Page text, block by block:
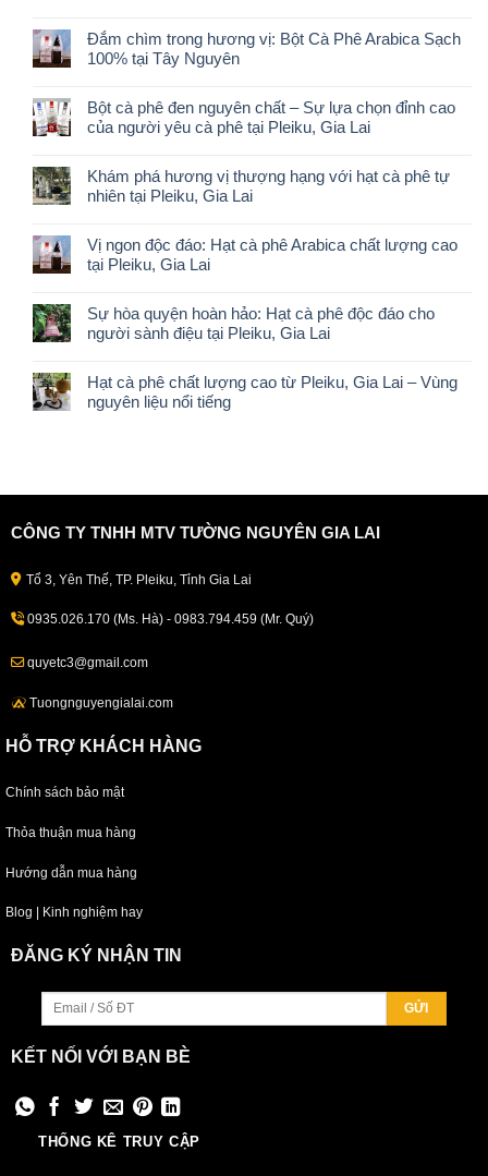
Đắm chìm trong hương vị: Bột Cà Phê Arabica Sạch
100% tại Tây Nguyên
Bột cà phê đen nguyên chất – Sự lựa chọn đỉnh cao
của người yêu cà phê tại Pleiku, Gia Lai
Khám phá hương vị thượng hạng với hạt cà phê tự
nhiên tại Pleiku, Gia Lai
Vị ngon độc đáo: Hạt cà phê Arabica chất lượng cao
tại Pleiku, Gia Lai
Sự hòa quyện hoàn hảo: Hạt cà phê độc đáo cho
người sành điệu tại Pleiku, Gia Lai
Hạt cà phê chất lượng cao từ Pleiku, Gia Lai – Vùng
nguyên liệu nổi tiếng
CÔNG TY TNHH MTV TƯỜNG NGUYÊN GIA LAI
Tổ 3, Yên Thế, TP. Pleiku, Tỉnh Gia Lai
0935.026.170 (Ms. Hà) - 0983.794.459 (Mr. Quý)
quyetc3@gmail.com
Tuongnguyengialai.com
HỖ TRỢ KHÁCH HÀNG
Chính sách bảo mật
Thỏa thuận mua hàng
Hướng dẫn mua hàng
Blog | Kinh nghiệm hay
ĐĂNG KÝ NHẬN TIN
KẾT NỐI VỚI BẠN BÈ
THỐNG KÊ TRUY CẬP